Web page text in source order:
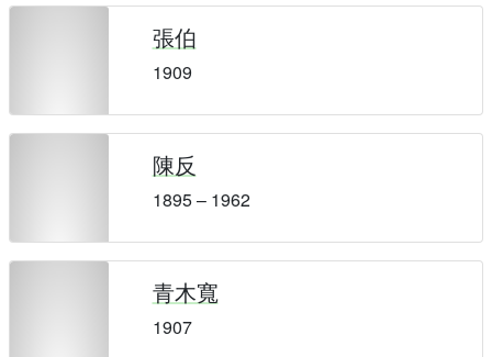
張伯
1909
陳反
1895 – 1962
青木寬
1907